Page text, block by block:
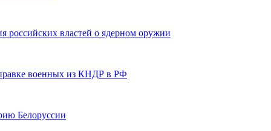
российских властей о ядерном оружии
военных из КНДР в РФ
Белоруссии